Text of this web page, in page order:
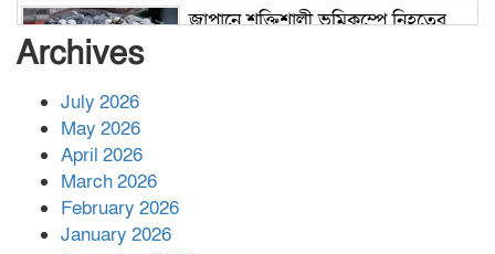
জাপানে শক্তিশালী ভূমিকম্পে নিহতের
Archives
July 2026
May 2026
April 2026
March 2026
February 2026
January 2026